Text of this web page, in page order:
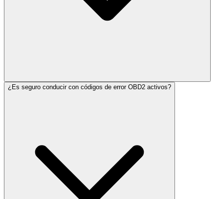
¿Es seguro conducir con códigos de error OBD2 activos?